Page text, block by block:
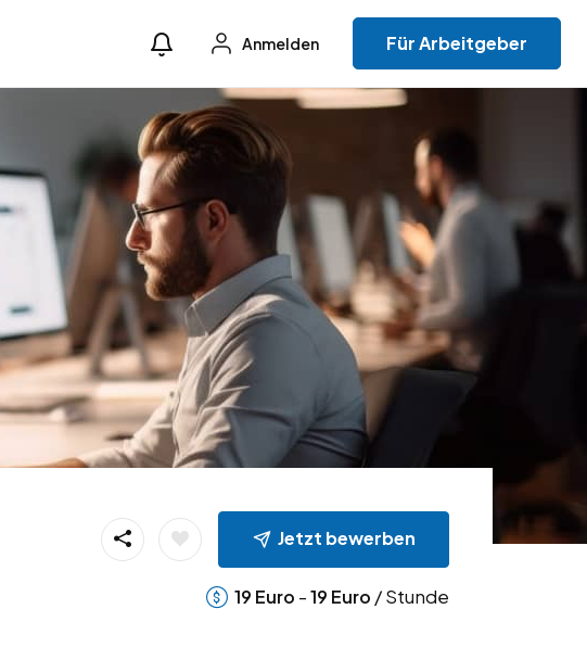
Anmelden Für Arbeitgeber
Jetzt bewerben
19 Euro -19 Euro / Stunde